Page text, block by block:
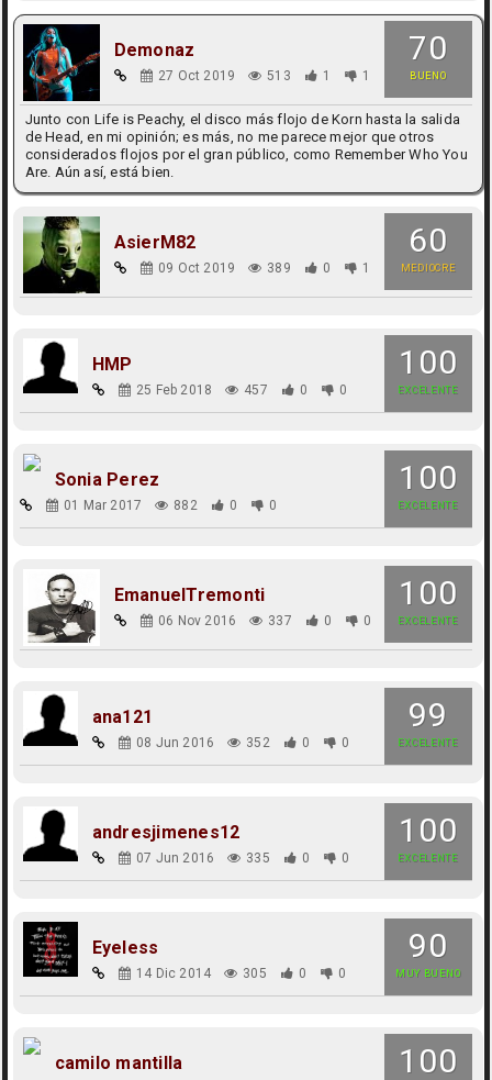
70
BUENO
Demonaz
27 Oct 2019 513 1 1
Junto con Life is Peachy, el disco más flojo de Korn hasta la salida
de Head, en mi opinión; es más, no me parece mejor que otros
considerados flojos por el gran público, como Remember Who You
Are. Aún así, está bien.
60
MEDIOCRE
AsierM82
09 Oct 2019 389 0 1
100
EXCELENTE
HMP
25 Feb 2018 457 0 0
100
EXCELENTE
Sonia Perez
01 Mar 2017 882 0 0
100
EXCELENTE
EmanuelTremonti
06 Nov 2016 337 0 0
99
EXCELENTE
ana121
08 Jun 2016 352 0 0
100
EXCELENTE
andresjimenes12
07 Jun 2016 335 0 0
90
MUY BUENO
Eyeless
14 Dic 2014 305 0 0
100
camilo mantilla